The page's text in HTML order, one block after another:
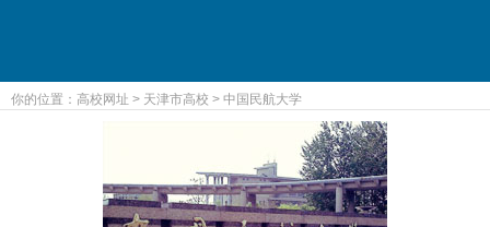
你的位置： 高校网址 > 天津市高校 > 中国民航大学